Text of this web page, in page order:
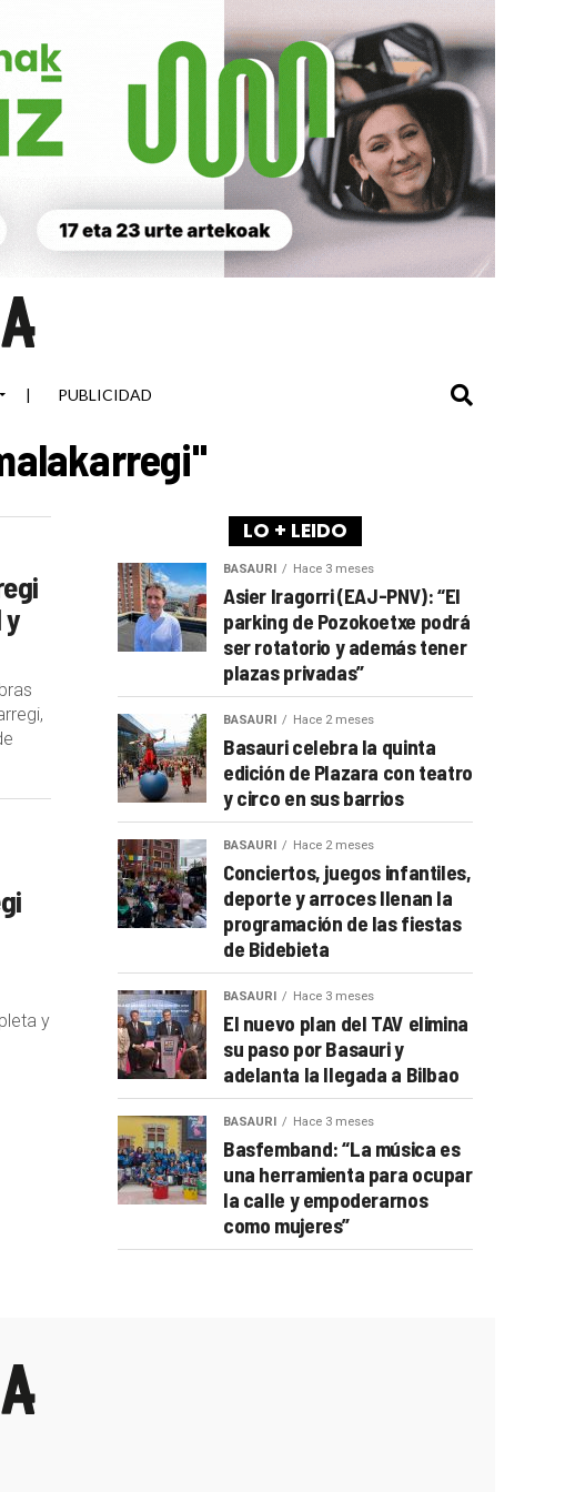
| PUBLICIDAD
y
y
LO + LEIDO
BASAURI Hace 3 meses
Asier Iragorri (EAJ-PNV): “El
parking de Pozokoetxe podrá
ser rotatorio y además tener
plazas privadas”
BASAURI Hace 2 meses
Basauri celebra la quinta
edición de Plazara con teatro
y circo en sus barrios
BASAURI Hace 2 meses
Conciertos, juegos infantiles,
deporte y arroces llenan la
programación de las fiestas
de Bidebieta
BASAURI Hace 3 meses
El nuevo plan del TAV elimina
su paso por Basauri y
adelanta la llegada a Bilbao
BASAURI Hace 3 meses
Basfemband: “La música es
una herramienta para ocupar
la calle y empoderarnos
como mujeres”